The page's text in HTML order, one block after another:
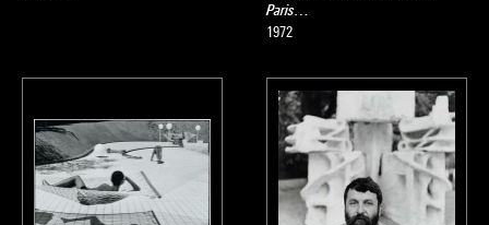
Paris…
1972